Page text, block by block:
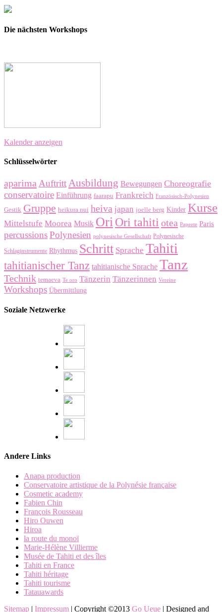
Die nächsten Workshops
Kalender anzeigen
Schlüsselwörter
aparima Auftritt Ausbildung Bewegungen Choreografie
conservatoire Einführung faarapu Frankreich Französisch-Polynesien
Gestik Gruppe heikura nui heiva japan joelle berg Kinder Kurse
Mittelstufe Moorea Musik Ori Ori tahiti otea Papeete Paris
percussionsPolynesien polynesische Gesellschaft Polynesische
Schlaginstrumente Rhythmus Schritt Sprache Tahiti
tahitianischer Tanz tahitianische Sprache Tanz
Technik temaeva Te oro Tänzerin Tänzerinnen Vereine
Workshops Übermittlung
Soziale Netzwerke
Andere Links
Anapa production
Conservatoire artistique de la Polynésie française
Cosmetic academy
Fabien Chin
François Rousseau
Hiro Ouwen
Hiroa
la route du monoï
Marie-Hélène Villierme
Musée de Tahiti et des îles
Tahiti en France
Tahiti héritage
Tahiti tourisme
Tatauawards
Sitemap | Impressum | Copyright ©2013 Go Ueue | Designed and